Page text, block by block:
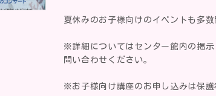
夏休みのお子様向けのイベントも多数
※詳細についてはセンター館内の掲
問い合わせください。
※お子様向け講座のお申し込みは保護